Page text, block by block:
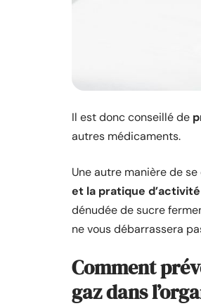
Il est donc conseillé de
autres médicaments.
Une autre manière de
et la pratique
dénudée de sucre
ne vous débarrassera
Comment
gaz dans